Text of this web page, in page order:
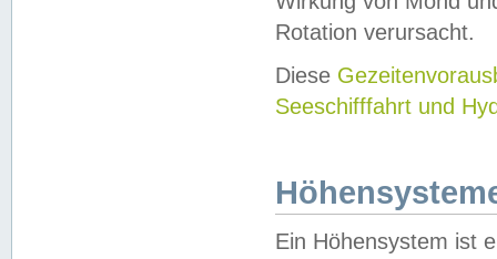
Rotation verursacht.
Diese
Seeschifffahrt und
Ein Höhensystem ist